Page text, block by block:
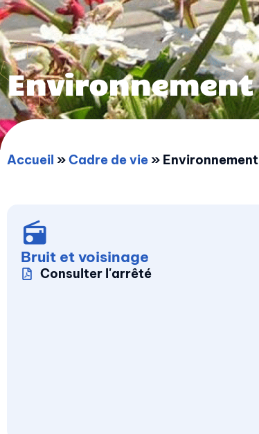
Environnement
Accueil »Cadre de vie » Environnement
Bruit et voisinage
Consulter l'arrêté